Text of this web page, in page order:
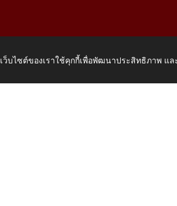
เว็บไซต์ของเราใช้คุกกี้เพื่อพัฒนาประสิทธิภาพ แ